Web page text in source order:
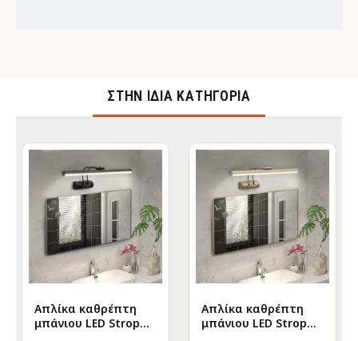
ΣΤΉΝ ΊΔΙΑ ΚΑΤΗΓΟΡΊΑ
Απλίκα καθρέπτη
μπάνιου LED Strop
Απλίκα καθρέπτη
μπάνιου LED Strop